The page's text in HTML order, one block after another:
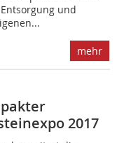
und
mehr
2017